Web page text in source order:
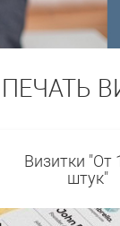
ПЕЧАТЬ
Визитки "От
штук"